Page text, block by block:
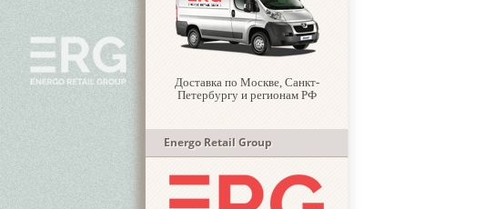
Доставка по Москве, Санкт-
Петербургу и регионам РФ
Energo Retail Group